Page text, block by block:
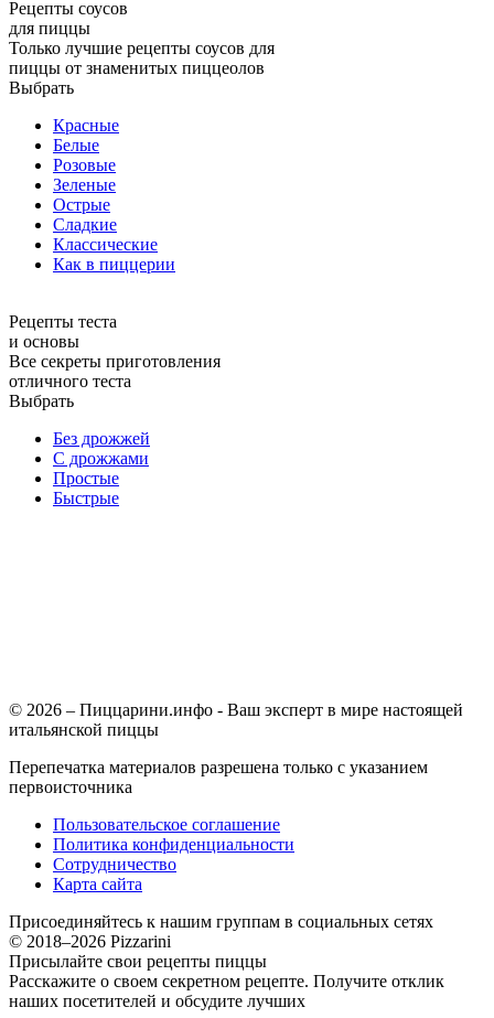
Рецепты соусов
для пиццы
Только лучшие рецепты соусов для
пиццы от знаменитых пиццеолов
Выбрать
Красные
Белые
Розовые
Зеленые
Острые
Сладкие
Классические
Как в пиццерии
Рецепты теста
и основы
Все секреты приготовления
отличного теста
Выбрать
Без дрожжей
С дрожжами
Простые
Быстрые
© 2026 – Пиццарини.инфо - Ваш эксперт в мире настоящей
итальянской пиццы
Перепечатка материалов разрешена только с указанием
первоисточника
Пользовательское соглашение
Политика конфиденциальности
Сотрудничество
Карта сайта
Присоединяйтесь к нашим группам в социальных сетях
© 2018–2026 Pizzarini
Присылайте свои рецепты пиццы
Расскажите о своем секретном рецепте. Получите отклик
наших посетителей и обсудите лучших